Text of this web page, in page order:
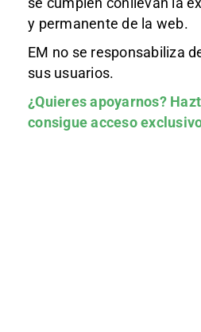
y permanente de la web.
EM no se responsabiliza
sus usuarios.
¿Quieres apoyarnos?
consigue acceso